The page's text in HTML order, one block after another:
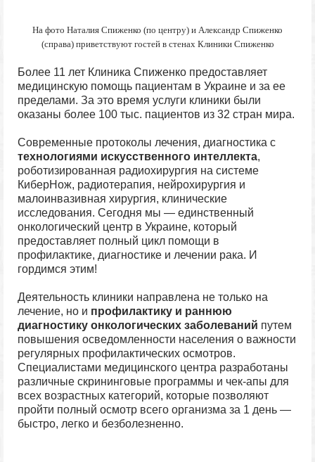
На фото Наталия Спиженко (по центру) и Александр Спиженко
(справа) приветствуют гостей в стенах Клиники Спиженко
Более 11 лет Клиника Спиженко предоставляет
медицинскую помощь пациентам в Украине и за ее
пределами. За это время услуги клиники были
оказаны более 100 тыс. пациентов из 32 стран мира.
Современные протоколы лечения, диагностика с
технологиями искусственного интеллекта,
роботизированная радиохирургия на системе
КиберНож, радиотерапия, нейрохирургия и
малоинвазивная хирургия, клинические
исследования. Сегодня мы — единственный
онкологический центр в Украине, который
предоставляет полный цикл помощи в
профилактике, диагностике и лечении рака. И
гордимся этим!
Деятельность клиники направлена не только на
лечение, но и профилактику и раннюю
диагностику онкологических заболеваний путем
повышения осведомленности населения о важности
регулярных профилактических осмотров.
Специалистами медицинского центра разработаны
различные скрининговые программы и чек-апы для
всех возрастных категорий, которые позволяют
пройти полный осмотр всего организма за 1 день —
быстро, легко и безболезненно.